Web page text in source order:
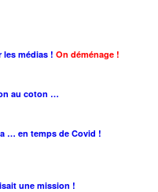
les médias ! On déménage !
au coton …
… en temps de Covid !
une mission !